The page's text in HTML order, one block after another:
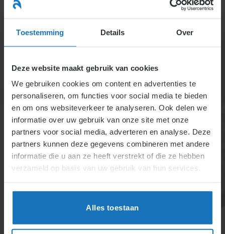
Toestemming Details Over
Deze website maakt gebruik van cookies
We gebruiken cookies om content en advertenties te
personaliseren, om functies voor social media te bieden
en om ons websiteverkeer te analyseren. Ook delen we
informatie over uw gebruik van onze site met onze
partners voor social media, adverteren en analyse. Deze
partners kunnen deze gegevens combineren met andere
informatie die u aan ze heeft verstrekt of die ze hebben
verzameld op basis van uw gebruik van hun services.
Alles toestaan
naar
inhoud
6.3.8.1. Primaire,
secundaire, variabele,
passende en
verbeterde
arbeidsvoorwaarden
Arbeidsvoorwaarden omvatten primaire en